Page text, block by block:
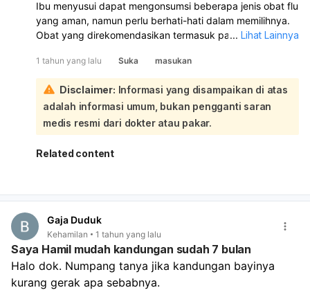
Ibu menyusui dapat mengonsumsi beberapa jenis obat flu
yang aman, namun perlu berhati-hati dalam memilihnya.
Obat yang direkomendasikan termasuk paracetamol atau
dan nyeri, serta dekongestan untuk mengatasi hidung
tersumbat. Namun, sebaiknya pilih obat yang hanya
mengandung satu bahan aktif dan hindari obat kombinasi
yang mungkin mengandung zat yang tidak aman.:
Antihistamin seperti loratadine dan fexofenadine juga
dapat digunakan, karena tidak menyebabkan kantuk dan
dianggap aman untuk ibu menyusui. Penting untuk selalu
ibu menyusui juga mengonsumsi obat lain. Pastikan untuk
untuk menghindari efek samping yang tidak diinginkan.
... Lihat Lainnya
1 tahun yang lalu Suka masukan
Disclaimer: Informasi yang disampaikan di atas
adalah informasi umum, bukan pengganti saran
medis resmi dari dokter atau pakar.
Related content
Gaja Duduk
Kehamilan 1 tahun yang lalu
Saya Hamil mudah kandungan sudah 7 bulan
Halo dok. Numpang tanya jika kandungan bayinya
kurang gerak apa sebabnya.